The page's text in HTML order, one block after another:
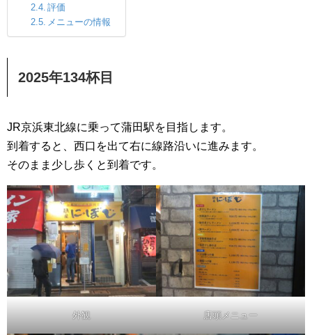
評価
メニューの情報
2025年134杯目
JR京浜東北線に乗って蒲田駅を目指します。
到着すると、西口を出て右に線路沿いに進みます。
そのまま少し歩くと到着です。
外観 店頭メニュー